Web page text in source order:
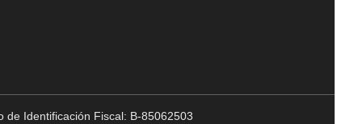
de Identificación Fiscal: B-85062503